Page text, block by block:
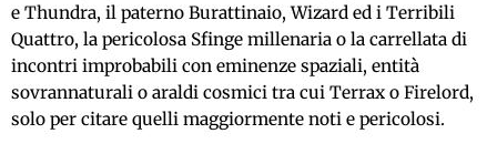
e Thundra, il paterno Burattinaio, Wizard ed i Terribili
Quattro, la pericolosa Sfinge millenaria o la carrellata di
incontri improbabili con eminenze spaziali, entità
sovrannaturali o araldi cosmici tra cui Terrax o Firelord,
solo per citare quelli maggiormente noti e pericolosi.